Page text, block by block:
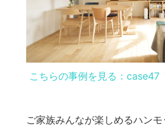
こちらの事例を見る：case47
ご家族みんなが楽しめるハン